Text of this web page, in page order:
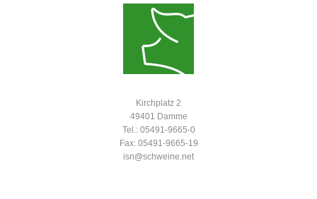
Kirchplatz 2
49401 Damme
Tel.: 05491-9665-0
Fax: 05491-9665-19
isn@schweine.net